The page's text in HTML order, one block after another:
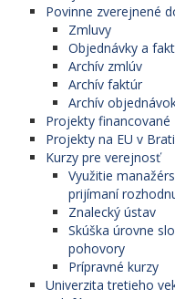
Povinne zverejnené
Zmluvy
Objednávky a
Archív zmlúv
Archív faktúr
Archív
Projekty
Projekty na EU v
Kurzy pre verejnosť
Využitie
prijímaní
Znalecký ústav
Skúška úrovne
pohovory
Prípravné kurzy
Univerzita tretieho